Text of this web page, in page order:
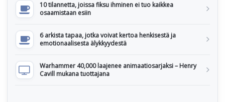
10 tilannetta, joissa fiksu ihminen ei tuo kaikkea
osaamistaan esiin
6 arkista tapaa, jotka voivat kertoa henkisestä ja
emotionaalisesta älykkyydestä
Warhammer 40,000 laajenee animaatiosarjaksi – Henry
Cavill mukana tuottajana